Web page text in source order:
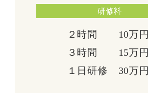
研修料
２時間
10万円
３時間
15万円
１日研修
30万円